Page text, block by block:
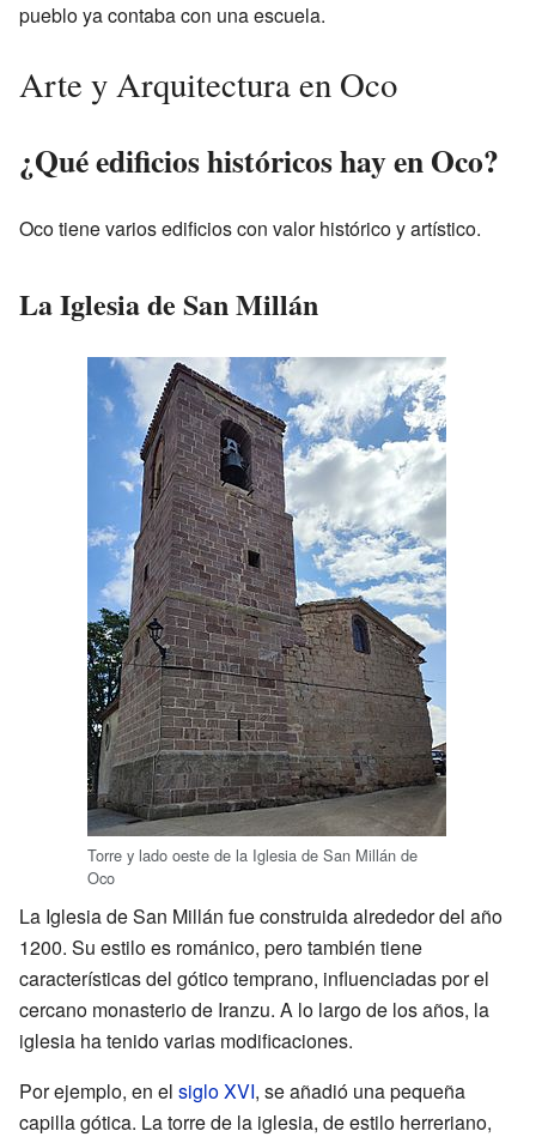
pueblo ya contaba con una escuela.
Arte y Arquitectura en Oco
¿Qué edificios históricos hay en Oco?
Oco tiene varios edificios con valor histórico y artístico.
La Iglesia de San Millán
Torre y lado oeste de la Iglesia de San Millán de
Oco
La Iglesia de San Millán fue construida alrededor del año
1200. Su estilo es románico, pero también tiene
características del gótico temprano, influenciadas por el
cercano monasterio de Iranzu. A lo largo de los años, la
iglesia ha tenido varias modificaciones.
Por ejemplo, en el siglo XVI, se añadió una pequeña
capilla gótica. La torre de la iglesia, de estilo herreriano,